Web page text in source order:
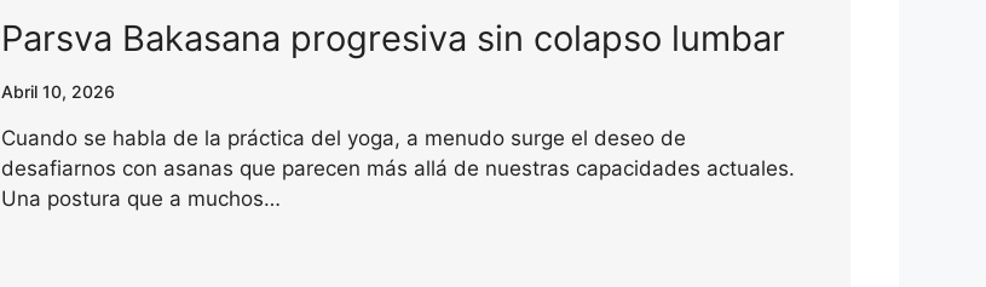
Parsva Bakasana progresiva sin colapso lumbar
Abril 10, 2026
Cuando se habla de la práctica del yoga, a menudo surge el deseo de
desafiarnos con asanas que parecen más allá de nuestras capacidades actuales.
Una postura que a muchos…